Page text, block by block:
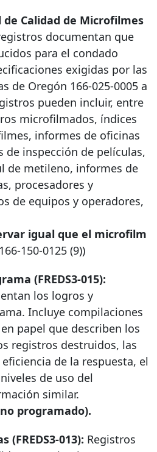
Calidad de Microfilmes
documentan que
para el condado
exigidas por las
de Oregón 166-025-0005 a
pueden incluir, entre
microfilmados, índices
informes de oficinas
de inspección de películas,
de metileno, informes de
procesadores y
de equipos y operadores,
igual que el microfilm
166-150-0125 (9))
(FREDS3-015):
los logros y
Incluye compilaciones
papel que describen los
registros destruidos, las
de la respuesta, el
de uso del
similar.
programado).
(FREDS3-013): Registros